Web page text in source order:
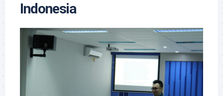
Indonesia